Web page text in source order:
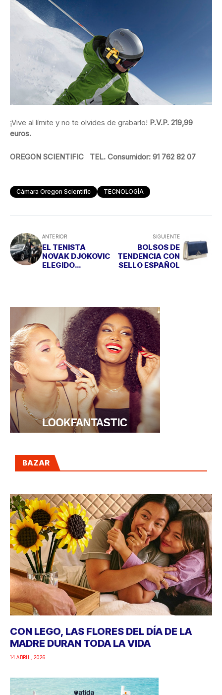
¡Vive al límite y no te olvides de grabarlo! P.V.P. 219,99
euros.
OREGON SCIENTIFIC TEL. Consumidor: 91 762 82 07
Cámara Oregon Scientific TECNOLOGÍA
ANTERIOR
EL TENISTA
NOVAK DJOKOVIC
ELEGIDO
SIGUIENTE
BOLSOS DE
TENDENCIA CON
SELLO ESPAÑOL
BAZAR
CON LEGO, LAS FLORES DEL DÍA DE LA
MADRE DURAN TODA LA VIDA
14 ABRIL, 2026